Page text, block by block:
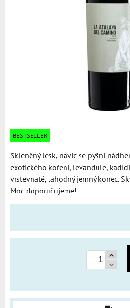
BESTSELLER
Skleněný lesk, navíc se pyšní
exotického koření, levandule,
vrstevnaté, lahodný jemný konec.
Moc doporučujeme!